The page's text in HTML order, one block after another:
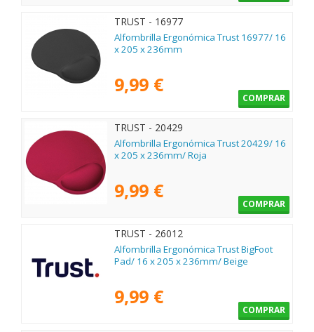
TRUST - 16977
Alfombrilla Ergonómica Trust 16977/ 16
x 205 x 236mm
9,99 €
COMPRAR
TRUST - 20429
Alfombrilla Ergonómica Trust 20429/ 16
x 205 x 236mm/ Roja
9,99 €
COMPRAR
TRUST - 26012
Alfombrilla Ergonómica Trust BigFoot
Pad/ 16 x 205 x 236mm/ Beige
9,99 €
COMPRAR